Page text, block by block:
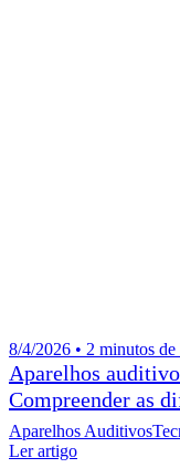
8/4/2026 • 2 minutos de
Aparelhos
Compreender as
Aparelhos Auditivos
Ler artigo